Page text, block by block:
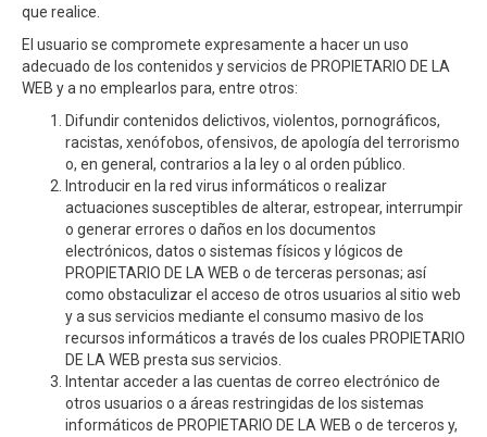
que realice.
El usuario se compromete expresamente a hacer un uso
adecuado de los contenidos y servicios de PROPIETARIO DE LA
WEB y a no emplearlos para, entre otros:
Difundir contenidos delictivos, violentos, pornográficos,
racistas, xenófobos, ofensivos, de apología del terrorismo
o, en general, contrarios a la ley o al orden público.
Introducir en la red virus informáticos o realizar
actuaciones susceptibles de alterar, estropear, interrumpir
o generar errores o daños en los documentos
electrónicos, datos o sistemas físicos y lógicos de
PROPIETARIO DE LA WEB o de terceras personas; así
como obstaculizar el acceso de otros usuarios al sitio web
y a sus servicios mediante el consumo masivo de los
recursos informáticos a través de los cuales PROPIETARIO
DE LA WEB presta sus servicios.
Intentar acceder a las cuentas de correo electrónico de
otros usuarios o a áreas restringidas de los sistemas
informáticos de PROPIETARIO DE LA WEB o de terceros y,